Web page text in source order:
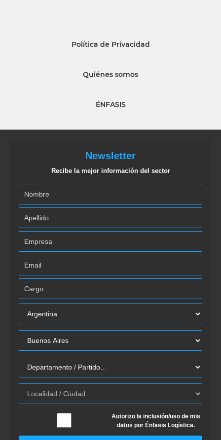
Política de Privacidad
Quiénes somos
ÉNFASIS
Newsletter
Recibe la mejor información del sector
Autorizo la inclusión/uso de mis
datos por Énfasis Logística.